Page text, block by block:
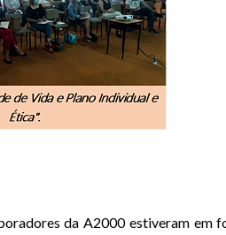
da A2000 estiveram em